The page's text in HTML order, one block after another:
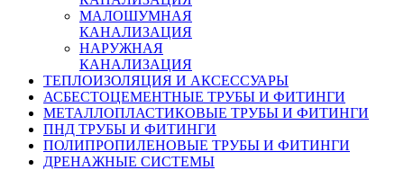
МАЛОШУМНАЯ
КАНАЛИЗАЦИЯ
НАРУЖНАЯ
КАНАЛИЗАЦИЯ
ТЕПЛОИЗОЛЯЦИЯ И АКСЕССУАРЫ
АСБЕСТОЦЕМЕНТНЫЕ ТРУБЫ И ФИТИНГИ
МЕТАЛЛОПЛАСТИКОВЫЕ ТРУБЫ И ФИТИНГИ
ПНД ТРУБЫ И ФИТИНГИ
ПОЛИПРОПИЛЕНОВЫЕ ТРУБЫ И ФИТИНГИ
ДРЕНАЖНЫЕ СИСТЕМЫ